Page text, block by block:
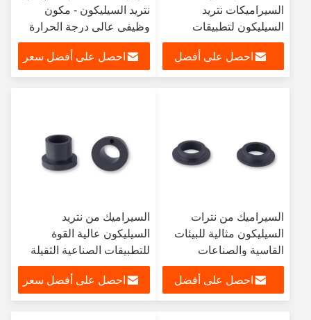
السيراميكات نتريد
السيليكون لتطبيقات
الطلب العالي
احصل على أفضل
نتريد السيليكون - مكون
وظيفي عالي درجة الحرارة
مع نسيج مركزي
احصل على أفضل سعر
السيراميك من نترات
السيليكون مثالية للبيئات
القاسية والصناعات
المطالبة
احصل على أفضل
السيراميك من نتريد
السيليكون عالية القوة
للتطبيقات الصناعية الثقيلة
احصل على أفضل سعر